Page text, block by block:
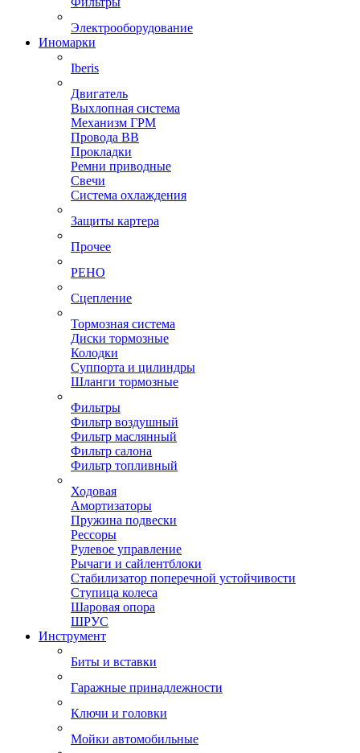
Электрооборудование
Иномарки
Iberis
Двигатель
Выхлопная система
Механизм ГРМ
Провода ВВ
Прокладки
Ремни приводные
Свечи
Система охлаждения
Защиты картера
Прочее
РЕНО
Сцепление
Тормозная система
Диски тормозные
Колодки
Суппорта и цилиндры
Шланги тормозные
Фильтры
Фильтр воздушный
Фильтр маслянный
Фильтр салона
Фильтр топливный
Ходовая
Амортизаторы
Пружина подвески
Рессоры
Рулевое управление
Рычаги и сайлентблоки
Стабилизатор поперечной устойчивости
Ступица колеса
Шаровая опора
ШРУС
Инструмент
Биты и вставки
Гаражные принадлежности
Ключи и головки
Мойки автомобильные